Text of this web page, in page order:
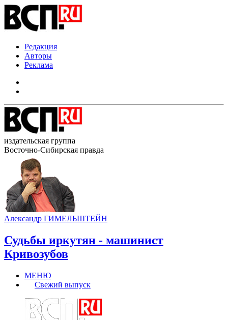
Редакция
Авторы
Реклама
издательская группа
Восточно-Сибирская правда
Александр ГИМЕЛЬШТЕЙН
Судьбы иркутян - машинист
Кривозубов
МЕНЮ
Свежий выпуск